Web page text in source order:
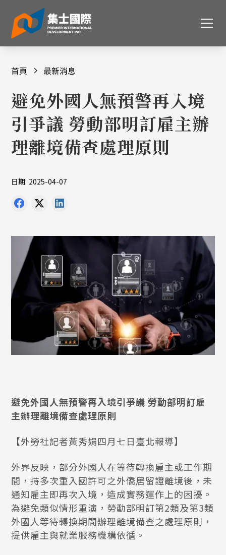
首頁 最新消息
避免外國人無預警再入境
引爭議 勞動部明訂雇主辦
理離境備查處理原則
日期: 2025-04-07
避免外國人無預警再入境引爭議 勞動部明訂雇
主辦理離境備查處理原則
【外勞社記者黃秀娟四月七日臺北報導】
外界反映，部分外國人在等待轉換雇主或工作期
間，持多次重入國許可之外僑居留證離境後，未
通知雇主即再次入境，造成實務運作上的困擾。
為避免類似情形重演，勞動部明訂第2類及第3類
外國人等待轉換期間辦理離境備查之處理原則，
提供雇主與就業服務機構依循。